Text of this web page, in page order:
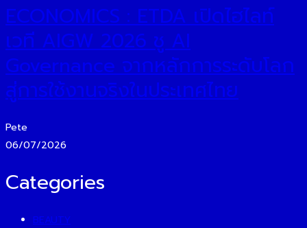
ECONOMICS : ETDA เปิดไฮไลท์
เวที AIGW 2026 ชู AI
Governance จากหลักการระดับโลก
สู่การใช้งานจริงในประเทศไทย
Pete
06/07/2026
Categories
BEAUTY